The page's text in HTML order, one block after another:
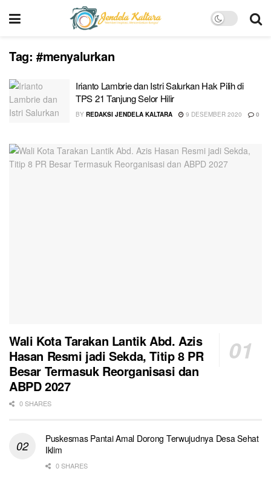
Tag: #menyalurkan
Irianto Lambrie dan Istri Salurkan Hak Pilih di
TPS 21 Tanjung Selor Hilir
BY REDAKSI JENDELA KALTARA 9 DESEMBER 2020 0
Wali Kota Tarakan Lantik Abd. Azis
Hasan Resmi jadi Sekda, Titip 8 PR
Besar Termasuk Reorganisasi dan
ABPD 2027
0 SHARES
Puskesmas Pantai Amal Dorong Terwujudnya Desa Sehat
Iklim
0 SHARES